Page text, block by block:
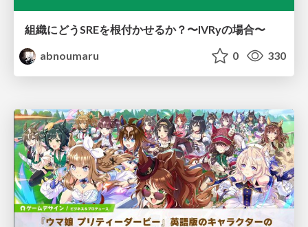
組織にどうSREを根付かせるか？〜IVRyの場合〜
abnoumaru
0 330